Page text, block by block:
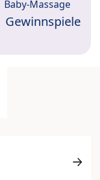
Baby-Massage
Gewinnspiele